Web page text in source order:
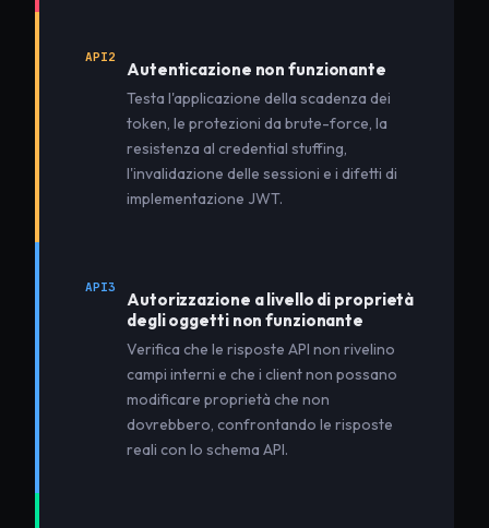
API2
Autenticazione non funzionante
Testa l'applicazione della scadenza dei
token, le protezioni da brute-force, la
resistenza al credential stuffing,
l'invalidazione delle sessioni e i difetti di
implementazione JWT.
API3
Autorizzazione a livello di proprietà
degli oggetti non funzionante
Verifica che le risposte API non rivelino
campi interni e che i client non possano
modificare proprietà che non
dovrebbero, confrontando le risposte
reali con lo schema API.